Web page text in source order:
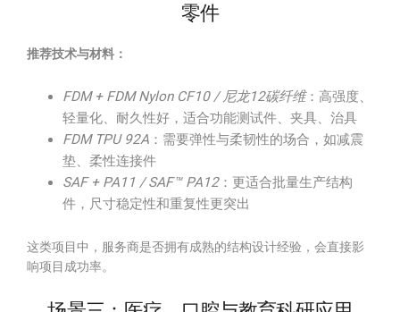
零件
推荐技术与材料：
FDM + FDM Nylon CF10 / 尼龙12碳纤维：高强度、
轻量化、耐久性好，适合功能测试件、夹具、治具
FDM TPU 92A ：需要弹性与柔韧性的场合，如减震
垫、柔性连接件
SAF + PA11 / SAF™ PA12：更适合批量生产结构
件，尺寸稳定性和重复性更突出
这类项目中，服务商是否拥有成熟的结构设计经验，会直接影
响项目成功率。